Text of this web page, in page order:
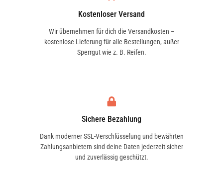
Kostenloser Versand
Wir übernehmen für dich die Versandkosten –
kostenlose Lieferung für alle Bestellungen, außer
Sperrgut wie z. B. Reifen.
Sichere Bezahlung
Dank moderner SSL-Verschlüsselung und bewährten
Zahlungsanbietern sind deine Daten jederzeit sicher
und zuverlässig geschützt.